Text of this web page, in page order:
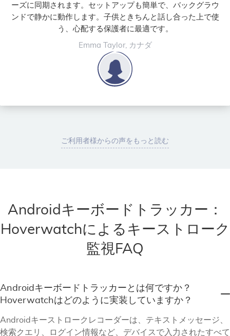
ーズに同期されます。セットアップも簡単で、バックグラウ
ンドで静かに動作します。子供ときちんと話し合った上で使
う、心配する保護者に最適です。
Emma Taylor, カナダ
ご利用者様からの声をもっと読む
Androidキーボードトラッカー：
Hoverwatchによるキーストローク
監視FAQ
Androidキーボードトラッカーとは何ですか？
Hoverwatchはどのように実装していますか？
Androidキーストロークレコーダーは、テキストメッセージ、
検索クエリ、ログイン情報など、デバイスで入力されたすべて